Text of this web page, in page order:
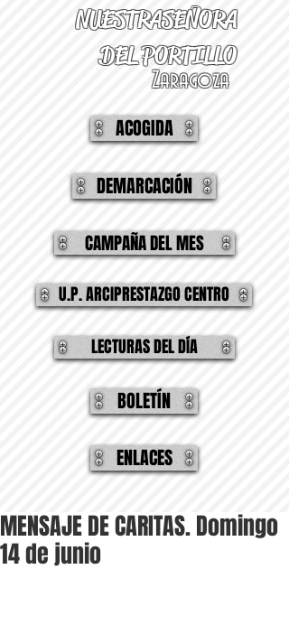
NUESTRASEÑORA
DEL PORTILLO
Zaragoza
ACOGIDA
DEMARCACIÓN
CAMPAÑA DEL MES
U.P. ARCIPRESTAZGO CENTRO
LECTURAS DEL DÍA
BOLETÍN
ENLACES
MENSAJE DE CARITAS. Domingo
14 de junio